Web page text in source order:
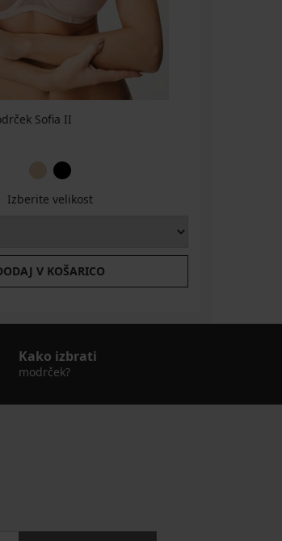
Sofia II
Izberite velikost
V KOŠARICO
Kako izbrati
modrček?